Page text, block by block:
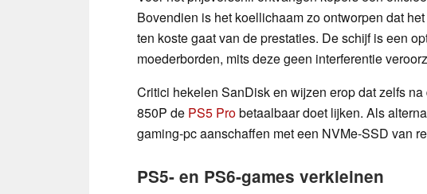
Bovendien is het koellichaam zo ontworpen dat
ten koste gaat van de prestaties. De schijf is een
moederborden, mits deze geen interferentie
Critici hekelen SanDisk en wijzen erop dat zelfs
850P de PS5 Probetaalbaar doet lijken. Als
gaming-pc aanschaffen met een NVMe-SSD van
PS5- en PS6-games verkleinen